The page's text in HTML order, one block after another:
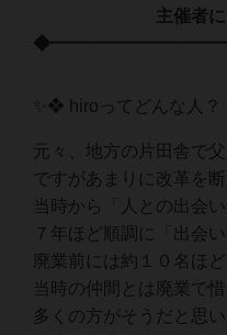
主催者に
✨❖ hiroってどんな人？
元々、地方の片田舎で
ですがあまりに改革を
当時から「人との出会
７年ほど順調に「出会
廃業前には約１０名ほ
当時の仲間とは廃業で
多くの方がそうだと思